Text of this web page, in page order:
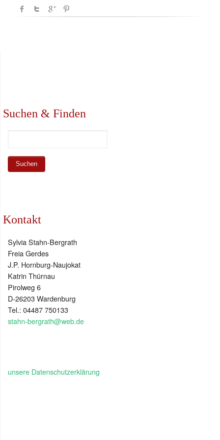
Suchen & Finden
Kontakt
Sylvia Stahn-Bergrath
Freia Gerdes
J.P. Hornburg-Naujokat
Katrin Thürnau
Pirolweg 6
D-26203 Wardenburg
Tel.: 04487 750133
stahn-bergrath@web.de
unsere Datenschutzerklärung